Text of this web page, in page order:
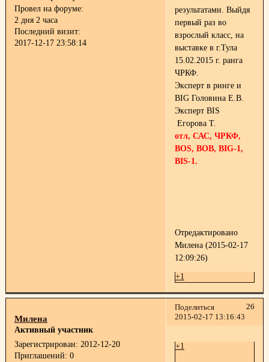
Провел на форуме:
2 дня 2 часа
Последний визит:
2017-12-17 23:58:14
результатами. Выйдя
первый раз во
взрослый класс, на
выставке в г.Тула
15.02.2015 г. ранга
ЧРКФ.
Эксперт в ринге и
BIG Головина Е.В.
Эксперт BIS
Егорова Т.
отл, САС, ЧРКФ,
ВОS, BOB, BIG-1,
BIS-1.
Отредактировано
Милена (2015-02-17
12:09:26)
+1
Поделиться
26
2015-02-17 13:16:43
Милена
Активный участник
Зарегистрирован: 2012-12-20
Приглашений: 0
+1